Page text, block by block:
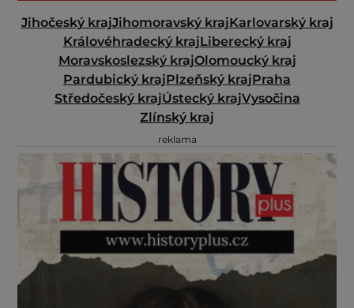
Jihočeský krajJihomoravský krajKarlovarský kraj
Královéhradecký krajLiberecký kraj
Moravskoslezský krajOlomoucký kraj
Pardubický krajPlzeňský krajPraha
Středočeský krajÚstecký krajVysočina
Zlínský kraj
reklama